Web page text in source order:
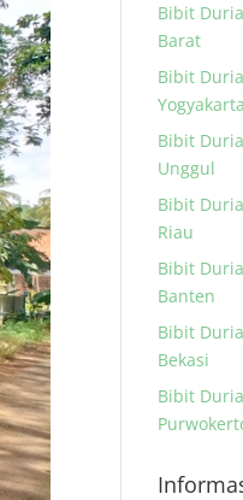
Bibit
Barat
Bibit
Yogyakarta
Bibit
Unggul
Bibit
Riau
Bibit
Banten
Bibit
Bekasi
Bibit